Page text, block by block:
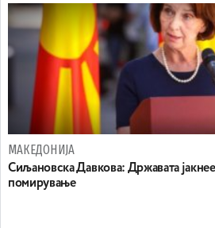
МАКЕДОНИЈА
Сиљановска Давкова: Државата
помирување